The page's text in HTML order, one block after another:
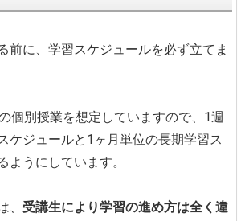
前に、学習スケジュールを必ず立てま
個別授業を想定していますので、1週
ケジュールと1ヶ月単位の長期学習ス
ようにしています。
、 受講生により学習の進め方は全く違